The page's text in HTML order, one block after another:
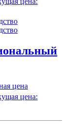
цена
цена: